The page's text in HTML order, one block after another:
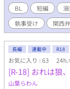
BL 短編
執事受け
関西
長編 連載中 R18
お気に入り : 63 24h.
[R-18] おれは狼
山葉らわん